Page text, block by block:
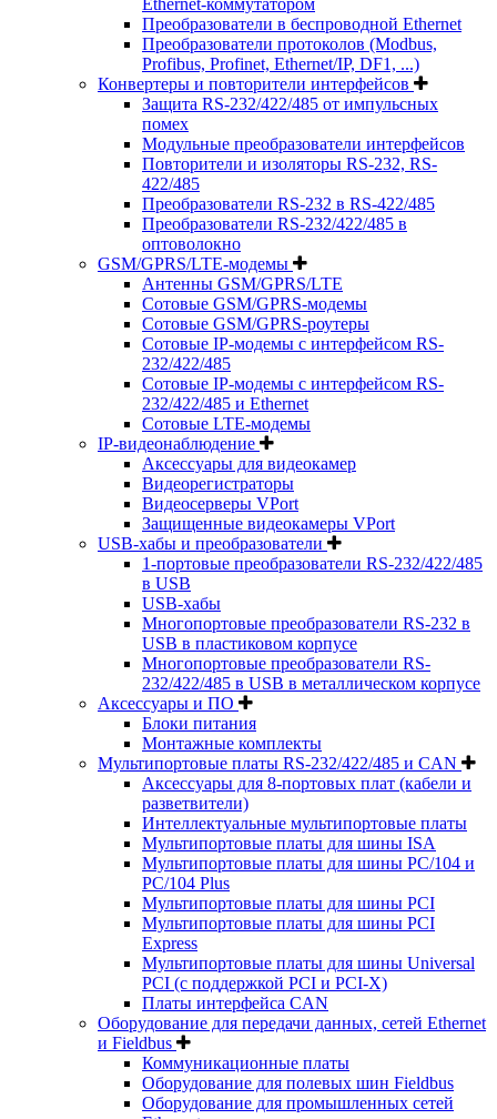
Преобразователи в беспроводной Ethernet
Преобразователи протоколов (Modbus,
Profibus, Profinet, Ethernet/IP, DF1, ...)
Конвертеры и повторители интерфейсов
Защита RS-232/422/485 от импульсных
помех
Модульные преобразователи интерфейсов
Повторители и изоляторы RS-232, RS-
422/485
Преобразователи RS-232 в RS-422/485
Преобразователи RS-232/422/485 в
оптоволокно
GSM/GPRS/LTE-модемы
Антенны GSM/GPRS/LTE
Сотовые GSM/GPRS-модемы
Сотовые GSM/GPRS-роутеры
Сотовые IP-модемы с интерфейсом RS-
232/422/485
Сотовые IP-модемы с интерфейсом RS-
232/422/485 и Ethernet
Сотовые LTE-модемы
IP-видеонаблюдение
Аксессуары для видеокамер
Видеорегистраторы
Видеосерверы VPort
Защищенные видеокамеры VPort
USB-хабы и преобразователи
1-портовые преобразователи RS-232/422/485
в USB
USB-хабы
Многопортовые преобразователи RS-232 в
USB в пластиковом корпусе
Многопортовые преобразователи RS-
232/422/485 в USB в металлическом корпусе
Аксессуары и ПО
Блоки питания
Монтажные комплекты
Мультипортовые платы RS-232/422/485 и CAN
Аксессуары для 8-портовых плат (кабели и
разветвители)
Интеллектуальные мультипортовые платы
Мультипортовые платы для шины ISA
Мультипортовые платы для шины PC/104 и
PC/104 Plus
Мультипортовые платы для шины PCI
Мультипортовые платы для шины PCI
Express
Мультипортовые платы для шины Universal
PCI (с поддержкой PCI и PCI-X)
Платы интерфейса CAN
Оборудование для передачи данных, сетей Ethernet
и Fieldbus
Коммуникационные платы
Оборудование для полевых шин Fieldbus
Оборудование для промышленных сетей